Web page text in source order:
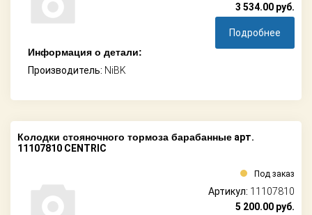
Информация о детали:
Производитель: NiBK
3 534.00 руб.
Подробнее
Колодки стояночного тормоза барабанные арт.
11107810 CENTRIC
Под заказ
Артикул: 11107810
5 200.00 руб.